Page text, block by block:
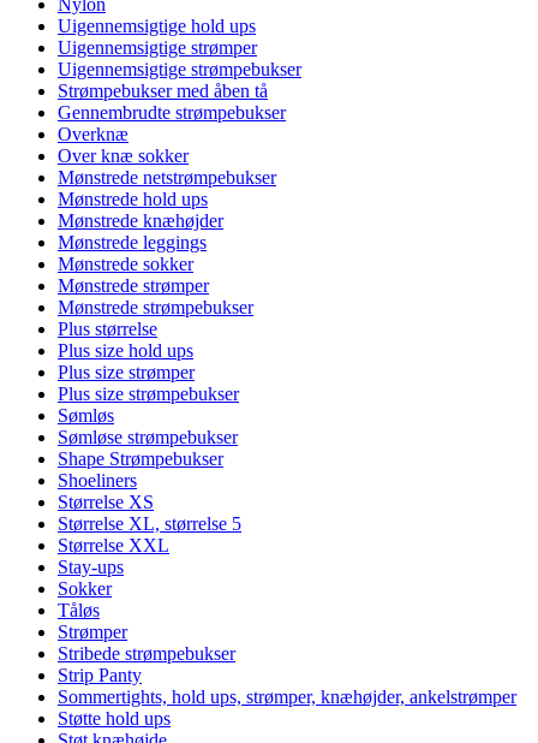
Nylon
Uigennemsigtige hold ups
Uigennemsigtige strømper
Uigennemsigtige strømpebukser
Strømpebukser med åben tå
Gennembrudte strømpebukser
Overknæ
Over knæ sokker
Mønstrede netstrømpebukser
Mønstrede hold ups
Mønstrede knæhøjder
Mønstrede leggings
Mønstrede sokker
Mønstrede strømper
Mønstrede strømpebukser
Plus størrelse
Plus size hold ups
Plus size strømper
Plus size strømpebukser
Sømløs
Sømløse strømpebukser
Shape Strømpebukser
Shoeliners
Størrelse XS
Størrelse XL, størrelse 5
Størrelse XXL
Stay-ups
Sokker
Tåløs
Strømper
Stribede strømpebukser
Strip Panty
Sommertights, hold ups, strømper, knæhøjder, ankelstrømper
Støtte hold ups